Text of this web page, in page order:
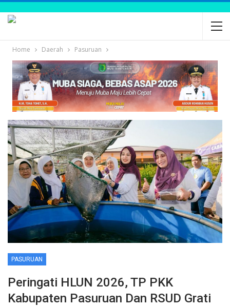
Home Daerah Pasuruan
PASURUAN
Peringati HLUN 2026, TP PKK
Kabupaten Pasuruan Dan RSUD Grati